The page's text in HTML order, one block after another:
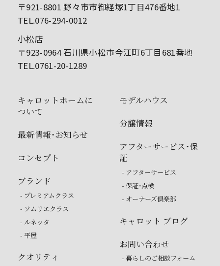
〒921-8801 野々市市御経塚1丁目476番地1
TEL.076-294-0012
小松店
〒923-0964 石川県小松市今江町6丁目681番地
TEL.0761-20-1289
キャロットホームに
ついて
最新情報・お知らせ
コンセプト
ブランド
- プレミアムクラス
- ソムリエクラス
- ルネッタ
- 平屋
クオリティ
モデルハウス
分譲情報
アフターサービス・保
証
- アフターサービス
- 保証・点検
- オーナーズ倶楽部
キャロット ブログ
お問い合わせ
- 暮らしのご相談フォーム